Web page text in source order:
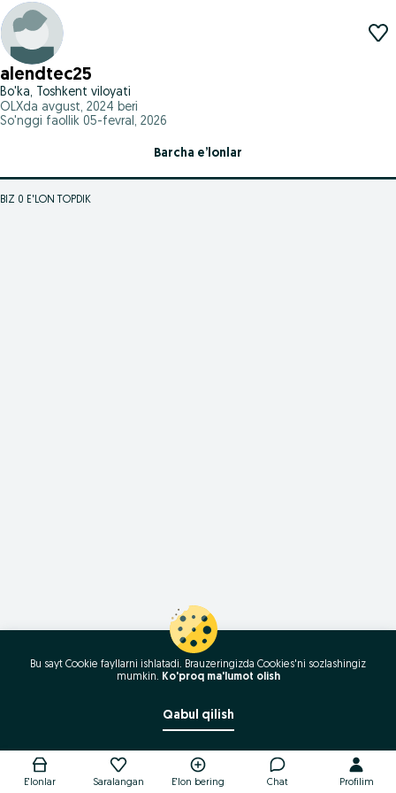
alendtec25
Bo'ka, Toshkent viloyati
OLXda avgust, 2024 beri
So'nggi faollik 05-fevral, 2026
Barcha e’lonlar
BIZ 0 E'LON TOPDIK
E'lonlar Saralangan E'lon bering Chat Profilim
Bu sayt Cookie fayllarni ishlatadi. Brauzeringizda Cookies'ni sozlashingiz
mumkin. Ko'proq ma'lumot olish
Qabul qilish